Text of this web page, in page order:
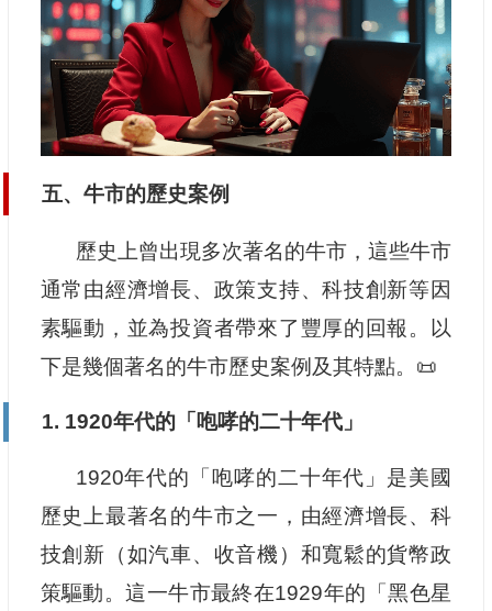
五、牛市的歷史案例
歷史上曾出現多次著名的牛市，這些牛市
通常由經濟增長、政策支持、科技創新等因
素驅動，並為投資者帶來了豐厚的回報。以
下是幾個著名的牛市歷史案例及其特點。📜
1. 1920年代的「咆哮的二十年代」
1920年代的「咆哮的二十年代」是美國
歷史上最著名的牛市之一，由經濟增長、科
技創新（如汽車、收音機）和寬鬆的貨幣政
策驅動。這一牛市最終在1929年的「黑色星